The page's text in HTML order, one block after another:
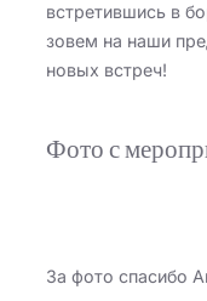
встретившись в
зовем на наши
новых встреч!
Фото с
За фото спасибо